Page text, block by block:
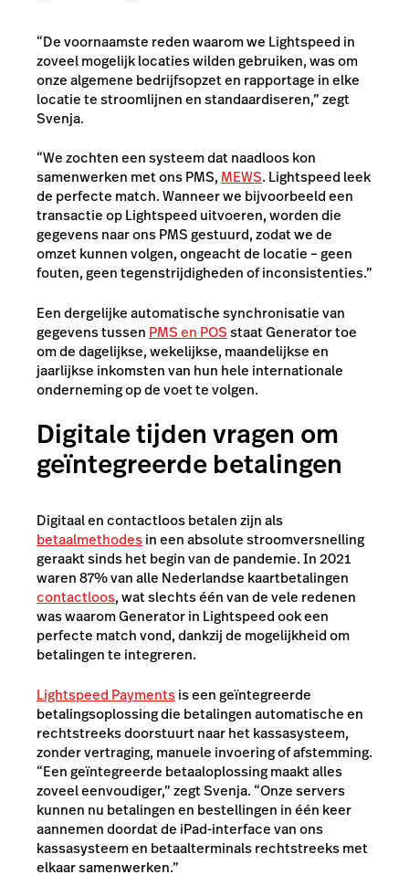
“De voornaamste reden waarom we Lightspeed in
zoveel mogelijk locaties wilden gebruiken, was om
onze algemene bedrijfsopzet en rapportage in elke
locatie te stroomlijnen en standaardiseren,” zegt
Svenja.
“We zochten een systeem dat naadloos kon
samenwerken met ons PMS,MEWS. Lightspeed leek
de perfecte match. Wanneer we bijvoorbeeld een
transactie op Lightspeed uitvoeren, worden die
gegevens naar ons PMS gestuurd, zodat we de
omzet kunnen volgen, ongeacht de locatie – geen
fouten, geen tegenstrijdigheden of inconsistenties.”
Een dergelijke automatische synchronisatie van
gegevens tussen PMS en POSstaat Generator toe
om de dagelijkse, wekelijkse, maandelijkse en
jaarlijkse inkomsten van hun hele internationale
onderneming op de voet te volgen.
Digitale tijden vragen om
geïntegreerde betalingen
Digitaal en contactloos betalen zijn als
betaalmethodesin een absolute stroomversnelling
geraakt sinds het begin van de pandemie. In 2021
waren 87% van alle Nederlandse kaartbetalingen
contactloos, wat slechts één van de vele redenen
was waarom Generator in Lightspeed ook een
perfecte match vond, dankzij de mogelijkheid om
betalingen te integreren.
Lightspeed Paymentsis een geïntegreerde
betalingsoplossing die betalingen automatische en
rechtstreeks doorstuurt naar het kassasysteem,
zonder vertraging, manuele invoering of afstemming.
“Een geïntegreerde betaaloplossing maakt alles
zoveel eenvoudiger,” zegt Svenja. “Onze servers
kunnen nu betalingen en bestellingen in één keer
aannemen doordat de iPad-interface van ons
kassasysteem en betaalterminals rechtstreeks met
elkaar samenwerken.”